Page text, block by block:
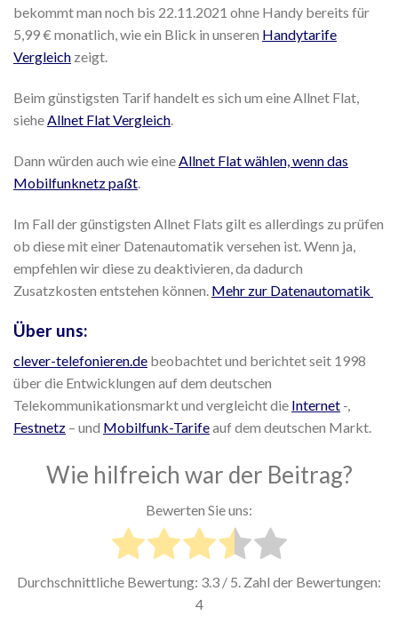
bekommt man noch bis 22.11.2021 ohne Handy bereits für
5,99 € monatlich, wie ein Blick in unseren Handytarife
Vergleich zeigt.
Beim günstigsten Tarif handelt es sich um eine Allnet Flat,
sieheAllnet Flat Vergleich.
Dann würden auch wie eineAllnet Flat wählen, wenn das
Mobilfunknetz paßt.
Im Fall der günstigsten Allnet Flats gilt es allerdings zu prüfen
ob diese mit einer Datenautomatik versehen ist. Wenn ja,
empfehlen wir diese zu deaktivieren, da dadurch
Zusatzkosten entstehen können. Mehr zur Datenautomatik
Über uns:
clever-telefonieren.de beobachtet und berichtet seit 1998
über die Entwicklungen auf dem deutschen
Telekommunikationsmarkt und vergleicht die Internet -,
Festnetz – und Mobilfunk-Tarifeauf dem deutschen Markt.
Wie hilfreich war der Beitrag?
Bewerten Sie uns:
Durchschnittliche Bewertung: 3.3 / 5. Zahl der Bewertungen:
4